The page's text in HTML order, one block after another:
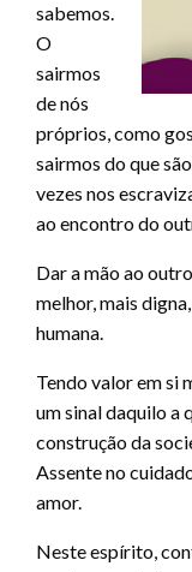
sabemos.
O
sairmos
de nós
próprios, como
sairmos do que
vezes nos
ao encontro do
Dar a mão ao
melhor, mais
humana.
Tendo valor em si
um sinal daquilo a
construção da
Assente no
amor.
Neste espírito,